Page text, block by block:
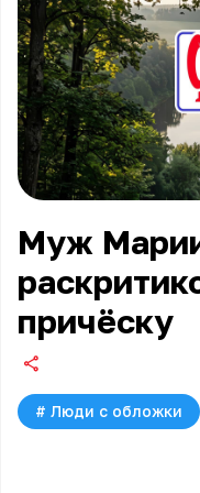
Муж
причёску
# Люди с обложки